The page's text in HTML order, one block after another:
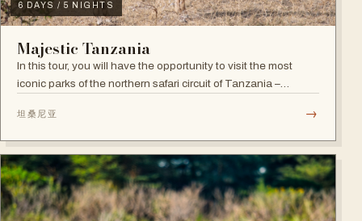
6 DAYS / 5 NIGHTS
Majestic Tanzania
In this tour, you will have the opportunity to visit the most
iconic parks of the northern safari circuit of Tanzania –
Ngorongoro Crater.
坦桑尼亚 →